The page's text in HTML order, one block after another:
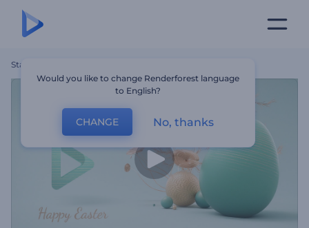
Startseite
Would you like to change Renderforest language
to English?
CHANGE No, thanks